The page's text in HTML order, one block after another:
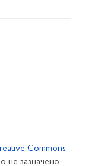
Commons
не зазначено